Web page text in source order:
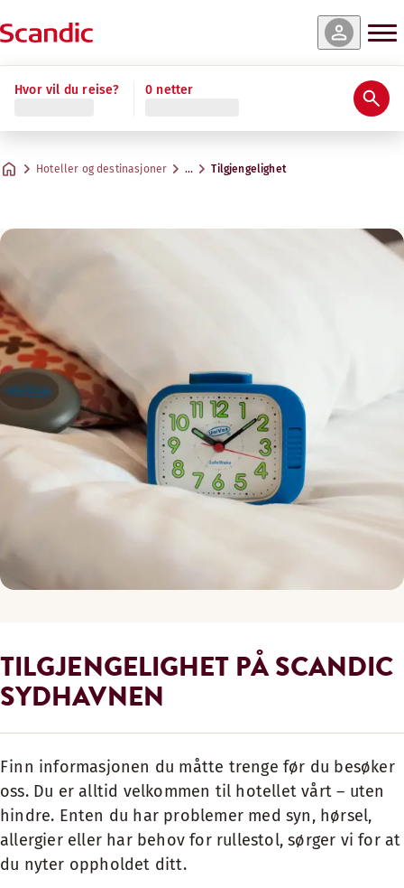
Hvor vil du reise? 0 netter
Hoteller og destinasjoner … Tilgjengelighet
TILGJENGELIGHET PÅ SCANDIC
SYDHAVNEN
Finn informasjonen du måtte trenge før du besøker
oss. Du er alltid velkommen til hotellet vårt – uten
hindre. Enten du har problemer med syn, hørsel,
allergier eller har behov for rullestol, sørger vi for at
du nyter oppholdet ditt.